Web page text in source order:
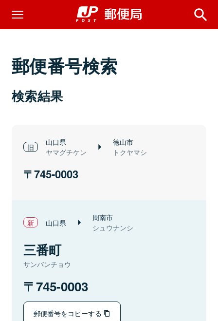
郵便番号検索
検索結果
山口県
ヤマグチケン
徳山市
トクヤマシ
745-0003
山口県 周南市
シュウナンシ
三番町
サンバンチョウ
745-0003
郵便番号をコピーする